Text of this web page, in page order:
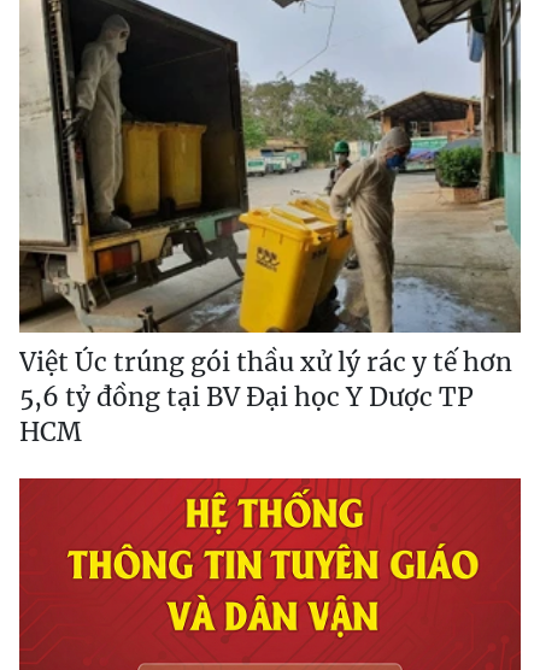
Việt Úc trúng gói thầu xử lý rác y tế hơn
5,6 tỷ đồng tại BV Đại học Y Dược TP
HCM